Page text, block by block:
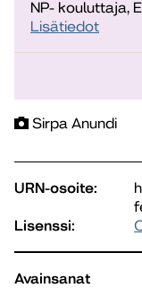
NP- kouluttaja,
Lisätiedot
Sirpa Anundi
URN-osoite:
Lisenssi:
Avainsanat